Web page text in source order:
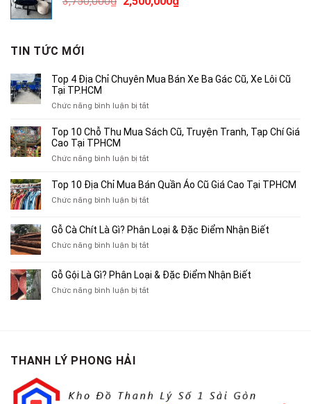
300,000₫.
TIN TỨC MỚI
Top 4 Địa Chỉ Chuyên Mua Bán Xe Ba Gác Cũ, Xe Lôi Cũ
Tại TP.HCM
Chức năng bình luận bị tắtở
4
Bán
Xe
Cũ,
Xe
Cũ
TP.HCM
Top 10 Chỗ Thu Mua Sách Cũ, Truyện Tranh, Tạp Chí Giá
Cao Tại TPHCM
Chức năng bình luận bị tắtở
10
Thu
Sách
Tạp
Chí
Top 10 Địa Chỉ Mua Bán Quần Áo Cũ Giá Cao Tại TPHCM
Chức năng bình luận bị tắtở
Địa
Chỉ
Bán
Áo
Gỗ Cà Chít Là Gì? Phân Loại & Đặc Điểm Nhận Biết
Chức năng bình luận bị tắtở
Chít
Là
Gỗ Gội Là Gì? Phân Loại & Đặc Điểm Nhận Biết
Chức năng bình luận bị tắtở
Điểm
THANH LÝ PHONG HẢI